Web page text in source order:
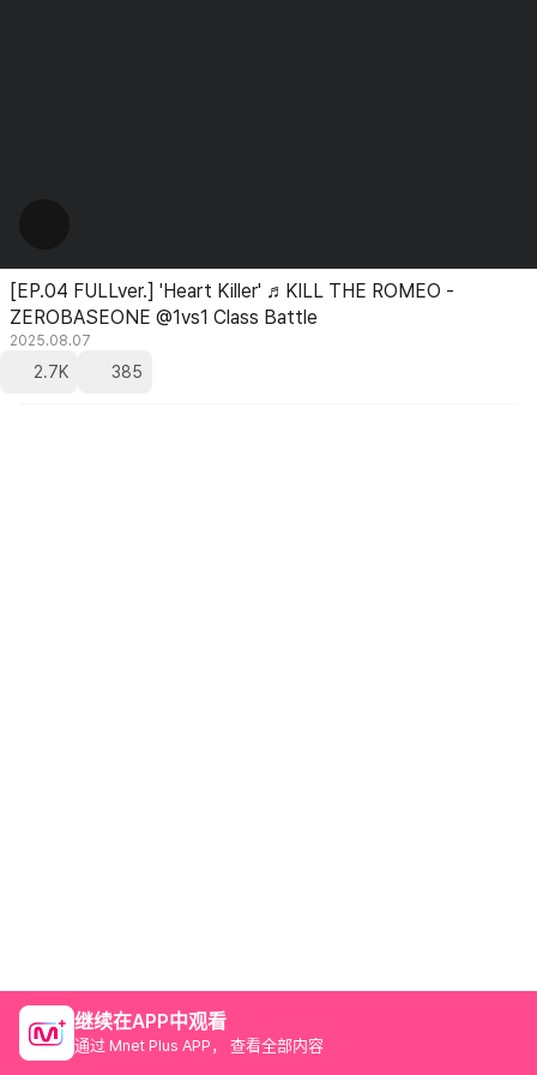
[EP.04 FULLver.] 'Heart Killer' ♬KILL THE ROMEO -
ZEROBASEONE @1vs1 Class Battle
2025.08.07
2.7K 385
继续在APP中观看
通过 Mnet Plus APP， 查看全部内容